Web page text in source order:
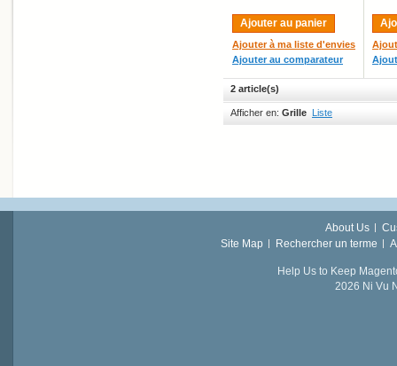
Ajouter au panier
Ajouter à ma liste d'envies
Ajouter au comparateur
2 article(s)
Afficher en: Grille Liste
About Us
Site Map
Rechercher un terme
Help Us to Keep
2026 Ni Vu